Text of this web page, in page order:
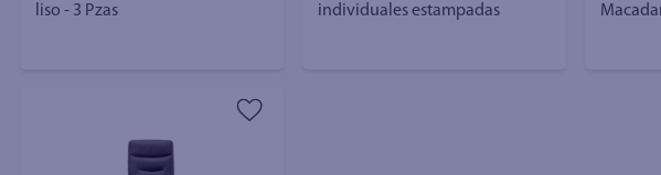
liso - 3 Pzas
individuales estampadas